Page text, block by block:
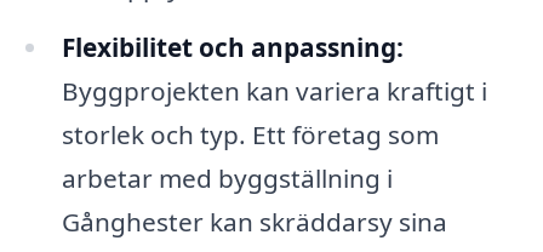
Flexibilitet och anpassning:
Byggprojekten kan variera kraftigt i
storlek och typ. Ett företag som
arbetar med byggställning i
Gånghester kan skräddarsy sina